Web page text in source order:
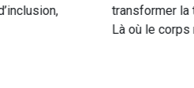
transformer la technique en
Là où le corps ne subit plus